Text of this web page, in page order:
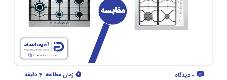
زمان مطالعه: 4 دقیقه